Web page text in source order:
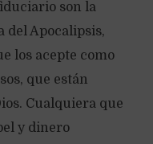
son la
del Apocalipsis,
los acepte como
que están
Cualquiera que
y dinero